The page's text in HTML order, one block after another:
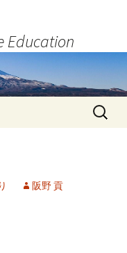
Education
検
索:
阪野 貢